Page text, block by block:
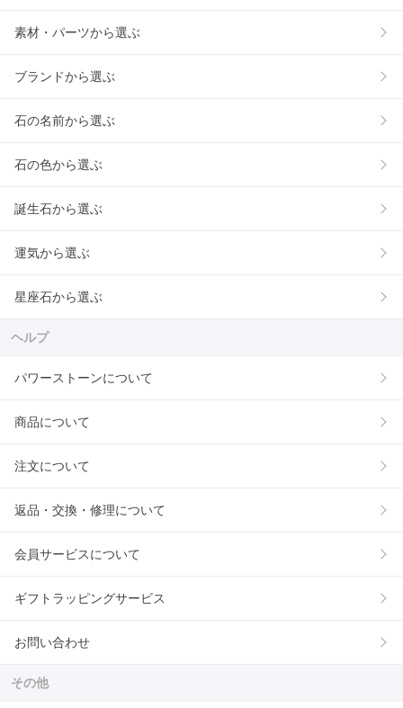
素材・パーツから選ぶ
ブランドから選ぶ
石の名前から選ぶ
石の色から選ぶ
誕生石から選ぶ
運気から選ぶ
星座石から選ぶ
ヘルプ
パワーストーンについて
商品について
注文について
返品・交換・修理について
会員サービスについて
ギフトラッピングサービス
お問い合わせ
その他